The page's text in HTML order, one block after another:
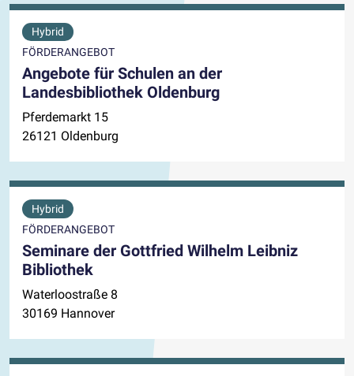
Hybrid
FÖRDERANGEBOT
Angebote für Schulen an der
Landesbibliothek Oldenburg
Pferdemarkt 15
26121 Oldenburg
Hybrid
FÖRDERANGEBOT
Seminare der Gottfried Wilhelm Leibniz
Bibliothek
Waterloostraße 8
30169 Hannover